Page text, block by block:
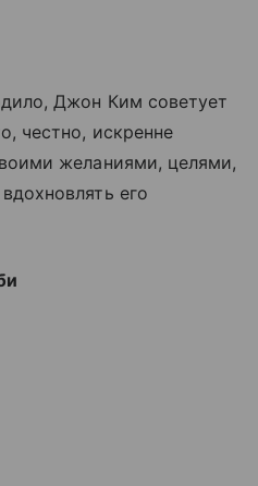
Джон Ким советует
честно, искренне
желаниями, целями,
его